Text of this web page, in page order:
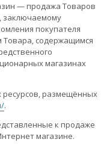
— продажа Товаров
заключаемому
покупателя
содержащимся
магазинах
размещённых
.
к продаже
магазине.